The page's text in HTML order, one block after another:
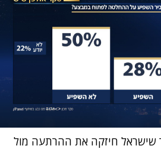
שישראל חיזקה את ההרתעה מול